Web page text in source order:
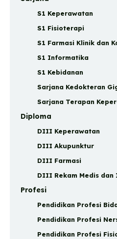
S1 Keperawatan
S1 Fisioterapi
S1 Farmasi Klinik dan
S1 Informatika
S1 Kebidanan
Sarjana Kedokteran
Sarjana Terapan
Diploma
DIII Keperawatan
DIII Akupunktur
DIII Farmasi
DIII Rekam Medis dan
Profesi
Pendidikan Profesi
Pendidikan Profesi
Pendidikan Profesi